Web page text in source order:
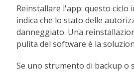
Reinstallare l'app: questo ciclo
indica che lo stato delle
danneggiato. Una
pulita del software è la
Se uno strumento di backup o